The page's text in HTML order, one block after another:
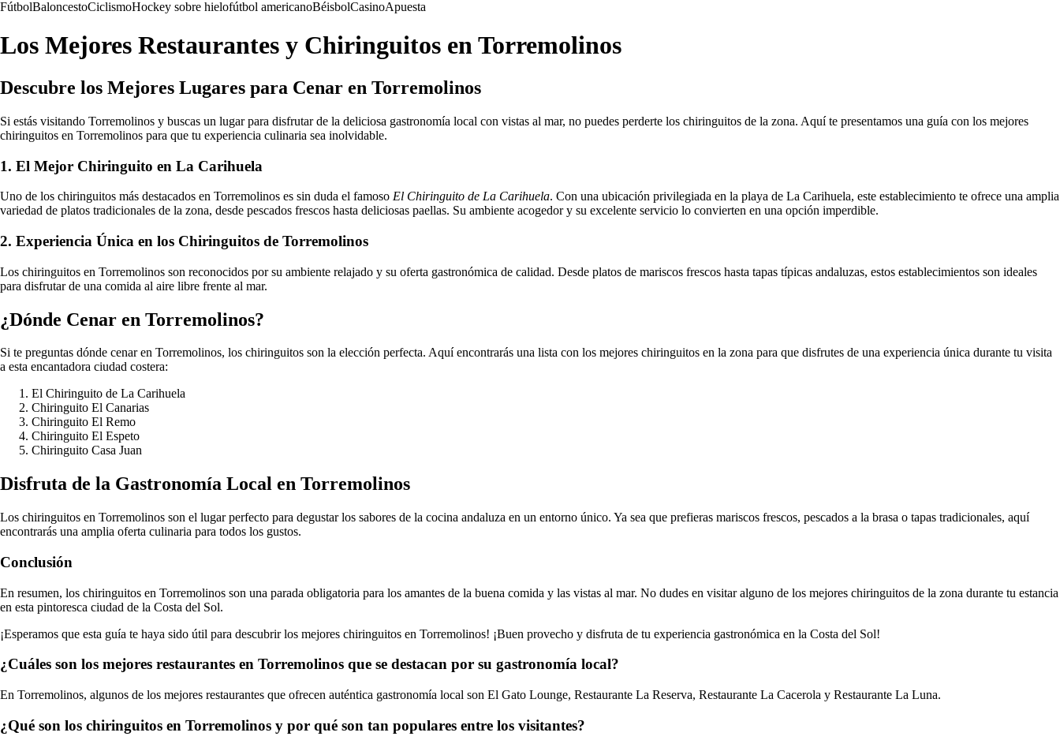
FútbolBaloncestoCiclismoHockey sobre hielofútbol americanoBéisbolCasinoApuesta
Los Mejores Restaurantes y Chiringuitos en Torremolinos
Descubre los Mejores Lugares para Cenar en Torremolinos
Si estás visitando Torremolinos y buscas un lugar para disfrutar de la deliciosa gastronomía local con vistas al mar, no puedes perderte los chiringuitos de la zona. Aquí te presentamos una guía con los mejores
chiringuitos en Torremolinos para que tu experiencia culinaria sea inolvidable.
1. El Mejor Chiringuito en La Carihuela
Uno de los chiringuitos más destacados en Torremolinos es sin duda el famoso El Chiringuito de La Carihuela. Con una ubicación privilegiada en la playa de La Carihuela, este establecimiento te ofrece una amplia
variedad de platos tradicionales de la zona, desde pescados frescos hasta deliciosas paellas. Su ambiente acogedor y su excelente servicio lo convierten en una opción imperdible.
2. Experiencia Única en los Chiringuitos de Torremolinos
Los chiringuitos en Torremolinos son reconocidos por su ambiente relajado y su oferta gastronómica de calidad. Desde platos de mariscos frescos hasta tapas típicas andaluzas, estos establecimientos son ideales
para disfrutar de una comida al aire libre frente al mar.
¿Dónde Cenar en Torremolinos?
Si te preguntas dónde cenar en Torremolinos, los chiringuitos son la elección perfecta. Aquí encontrarás una lista con los mejores chiringuitos en la zona para que disfrutes de una experiencia única durante tu visita
a esta encantadora ciudad costera:
El Chiringuito de La Carihuela
Chiringuito El Canarias
Chiringuito El Remo
Chiringuito El Espeto
Chiringuito Casa Juan
Disfruta de la Gastronomía Local en Torremolinos
Los chiringuitos en Torremolinos son el lugar perfecto para degustar los sabores de la cocina andaluza en un entorno único. Ya sea que prefieras mariscos frescos, pescados a la brasa o tapas tradicionales, aquí
encontrarás una amplia oferta culinaria para todos los gustos.
Conclusión
En resumen, los chiringuitos en Torremolinos son una parada obligatoria para los amantes de la buena comida y las vistas al mar. No dudes en visitar alguno de los mejores chiringuitos de la zona durante tu estancia
en esta pintoresca ciudad de la Costa del Sol.
¡Esperamos que esta guía te haya sido útil para descubrir los mejores chiringuitos en Torremolinos! ¡Buen provecho y disfruta de tu experiencia gastronómica en la Costa del Sol!
¿Cuáles son los mejores restaurantes en Torremolinos que se destacan por su gastronomía local?
En Torremolinos, algunos de los mejores restaurantes que ofrecen auténtica gastronomía local son El Gato Lounge, Restaurante La Reserva, Restaurante La Cacerola y Restaurante La Luna.
¿Qué son los chiringuitos en Torremolinos y por qué son tan populares entre los visitantes?